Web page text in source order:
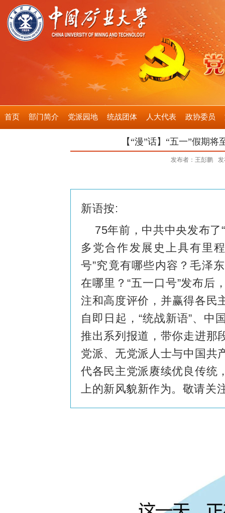
首页 部门简介 党派园地 统战团体 人大代表 政协委员
【“漫”话】“五一”假期
发布者：王彭鹏
新语按:
75年前，中共中央发布了
多党合作发展史上具有里
号”究竟有哪些内容？毛泽
在哪里？“五一口号”发布后
注和高度评价，并赢得各
自即日起，“统战新语”、中
推出系列报道，带你走进那
党派、无党派人士与中国共
代各民主党派赓续优良传统
上的新风貌新作为。敬请关